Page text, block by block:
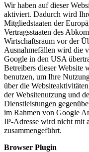
Wir haben auf dieser
aktiviert. Dadurch wird
Mitgliedstaaten der
Vertragsstaaten des
Wirtschaftsraum vor der
Ausnahmefällen wird die
Google in den USA
Betreibers dieser Website
benutzen, um Ihre
über die
der Websitenutzung und
Dienstleistungen
im Rahmen von Google
IP-Adresse wird nicht mit
zusammengeführt.
Browser Plugin